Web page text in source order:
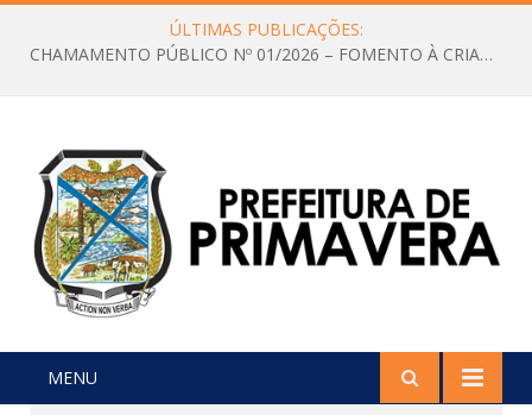
ÚLTIMAS PUBLICAÇÕES:
CHAMAMENTO PÚBLICO Nº 01/2026 – FOMENTO À CRIAÇÃO E A CIRCULAÇÃO DE PRODUÇÕES CULTURAIS – Aldir Blanc
MENU